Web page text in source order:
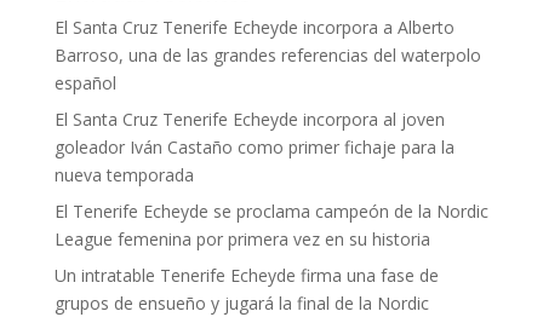
El Santa Cruz Tenerife Echeyde incorpora a Alberto
Barroso, una de las grandes referencias del waterpolo
español
El Santa Cruz Tenerife Echeyde incorpora al joven
goleador Iván Castaño como primer fichaje para la
nueva temporada
El Tenerife Echeyde se proclama campeón de la Nordic
League femenina por primera vez en su historia
Un intratable Tenerife Echeyde firma una fase de
grupos de ensueño y jugará la final de la Nordic